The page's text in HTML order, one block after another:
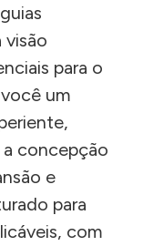
para o
um
concepção
e
para
com